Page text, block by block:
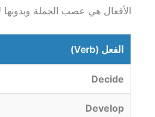
الأفعال هي عصب الجملة وبدونها
الفعل (Verb)
Decide
Develop